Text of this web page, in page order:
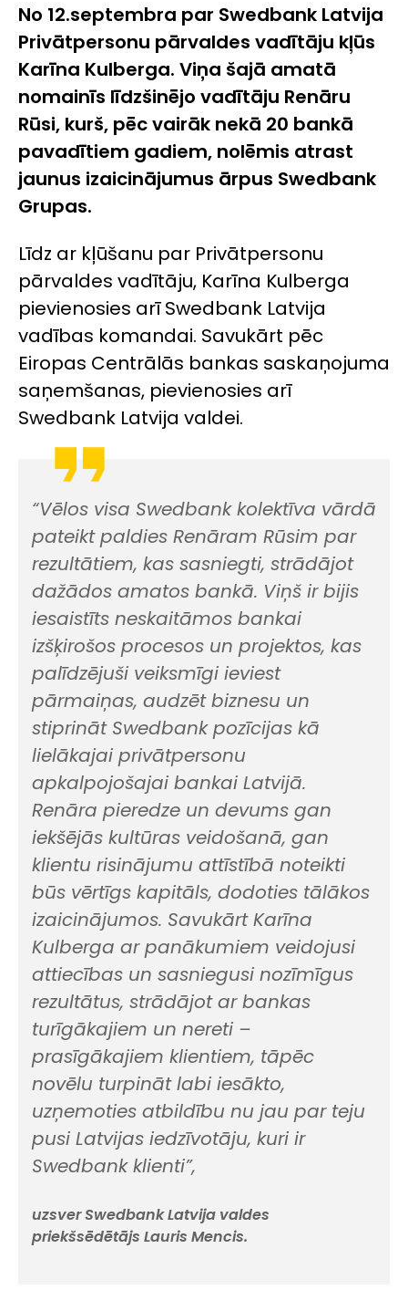
No 12.septembra par Swedbank Latvija
Privātpersonu pārvaldes vadītāju kļūs
Karīna Kulberga. Viņa šajā amatā
nomainīs līdzšinējo vadītāju Renāru
Rūsi, kurš, pēc vairāk nekā 20 bankā
pavadītiem gadiem, nolēmis atrast
jaunus izaicinājumus ārpus Swedbank
Grupas.
Līdz ar kļūšanu par Privātpersonu
pārvaldes vadītāju, Karīna Kulberga
pievienosies arī Swedbank Latvija
vadības komandai. Savukārt pēc
Eiropas Centrālās bankas saskaņojuma
saņemšanas, pievienosies arī
Swedbank Latvija valdei.
“Vēlos visa Swedbank kolektīva vārdā
pateikt paldies Renāram Rūsim par
rezultātiem, kas sasniegti, strādājot
dažādos amatos bankā. Viņš ir bijis
iesaistīts neskaitāmos bankai
izšķirošos procesos un projektos, kas
palīdzējuši veiksmīgi ieviest
pārmaiņas, audzēt biznesu un
stiprināt Swedbank pozīcijas kā
lielākajai privātpersonu
apkalpojošajai bankai Latvijā.
Renāra pieredze un devums gan
iekšējās kultūras veidošanā, gan
klientu risinājumu attīstībā noteikti
būs vērtīgs kapitāls, dodoties tālākos
izaicinājumos. Savukārt Karīna
Kulberga ar panākumiem veidojusi
attiecības un sasniegusi nozīmīgus
rezultātus, strādājot ar bankas
turīgākajiem un nereti –
prasīgākajiem klientiem, tāpēc
novēlu turpināt labi iesākto,
uzņemoties atbildību nu jau par teju
pusi Latvijas iedzīvotāju, kuri ir
Swedbank klienti”,
uzsver Swedbank Latvija valdes
priekšsēdētājs Lauris Mencis.